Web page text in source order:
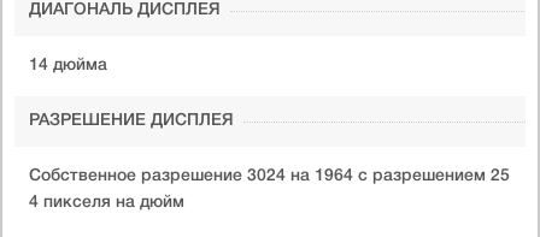
ДИАГОНАЛЬ ДИСПЛЕЯ
14 дюйма
РАЗРЕШЕНИЕ ДИСПЛЕЯ
Собственное разрешение 3024 на 1964 с разрешением 25
4 пикселя на дюйм